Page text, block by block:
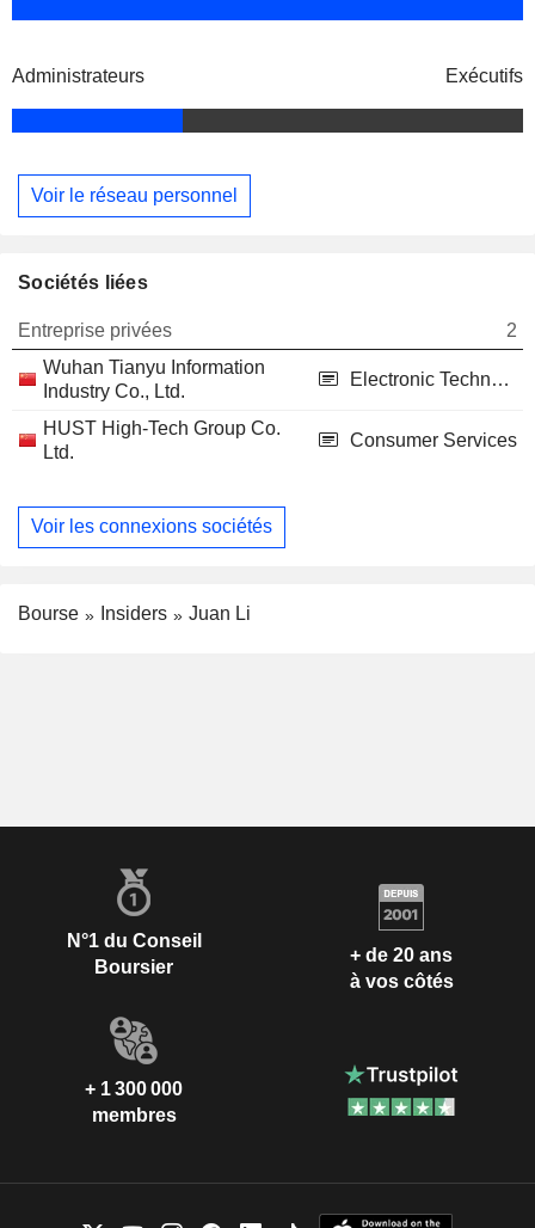
Administrateurs Exécutifs
Voir le réseau personnel
Sociétés liées
Entreprise privées
2
Wuhan Tianyu Information
Industry Co., Ltd.
Electronic Technology
HUST High-Tech Group Co.
Ltd.
Consumer Services
Voir les connexions sociétés
Bourse Insiders Juan Li
N°1 du Conseil
Boursier
+ de 20 ans
à vos côtés
+ 1 300 000
membres